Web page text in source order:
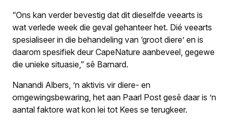
“Ons kan verder bevestig dat dit dieselfde veearts is
wat verlede week die geval gehanteer het. Dié veearts
spesialiseer in die behandeling van ‘groot diere’ en is
daarom spesifiek deur CapeNature aanbeveel, gegewe
die unieke situasie,” sê Barnard.
Nanandi Albers, ’n aktivis vir diere- en
omgewingsbewaring, het aan Paarl Post gesê daar is ’n
aantal faktore wat kon lei tot Kees se terugkeer.